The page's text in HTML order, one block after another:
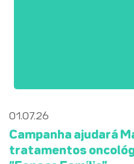
01.07.26
Campanha ajudará
tratamentos